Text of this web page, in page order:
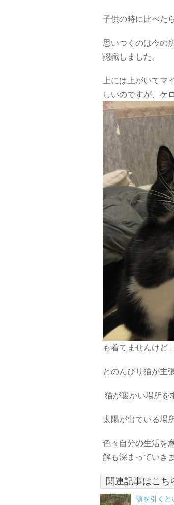
子供の時に比べた
思いつくのは今の
認識しました。
上には上がいてマ
しいのですが、ケ
も着てませんけど」
とのんびり猫が主
猫が暖かい場所を
太陽が出ている場
色々自分の生活を
解も深まっていき
関連記事はこち
顎を引くと